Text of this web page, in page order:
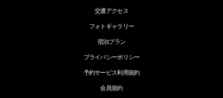
交通アクセス
フォトギャラリー
宿泊プラン
プライバシーポリシー
予約サービス利用規約
会員規約